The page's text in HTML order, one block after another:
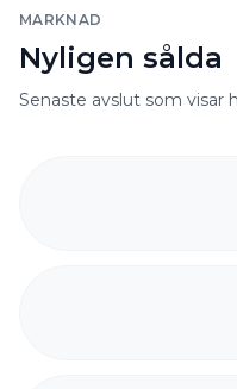
MARKNAD
Nyligen sålda
Senaste avslut som visar